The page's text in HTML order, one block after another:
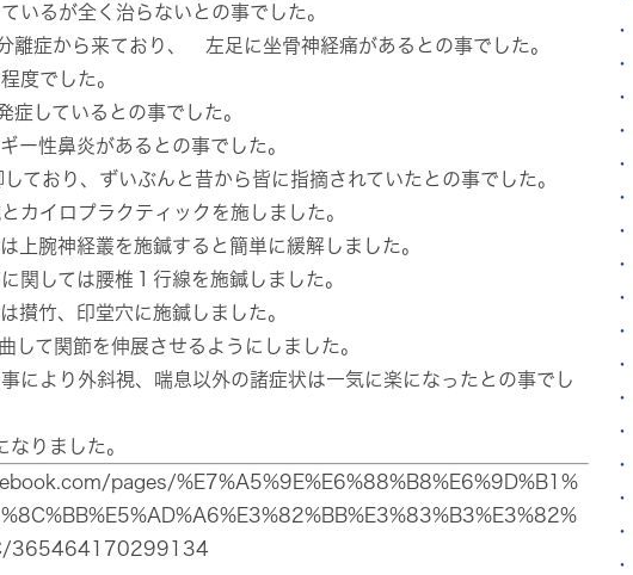
いるが全く治らないとの事でした。
離症から来ており、 左足に坐骨神経痛があるとの事でした。
度でした。
症しているとの事でした。
ー性鼻炎があるとの事でした。
ており、ずいぶんと昔から皆に指摘されていたとの事でした。
カイロプラクティックを施しました。
上腕神経叢を施鍼すると簡単に緩解しました。
関しては腰椎１行線を施鍼しました。
攅竹、印堂穴に施鍼しました。
して関節を伸展させるようにしました。
により外斜視、喘息以外の諸症状は一気に楽になったとの事でし
りました。
pages/%E7%A5%9E%E6%88%B8%E6%9D%B1%
365464170299134